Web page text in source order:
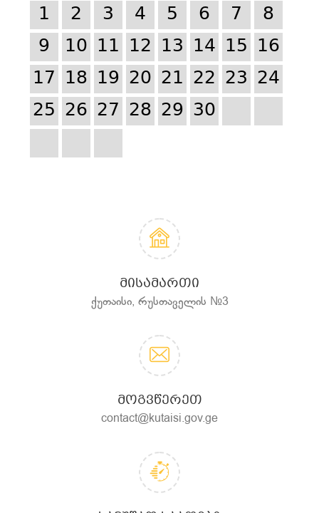
1 2 3 4 5 6 7
8
9
10 11 12 13 14 15 16
17 18 19 20 21 22 23 24
25 26 27 28 29 30
ᲛᲘᲡᲐᲛᲐᲠᲗᲘ
ქუთაისი, რუსთაველის №3
ᲛᲝᲒᲕᲬᲔᲠᲔᲗ
contact@kutaisi.gov.ge